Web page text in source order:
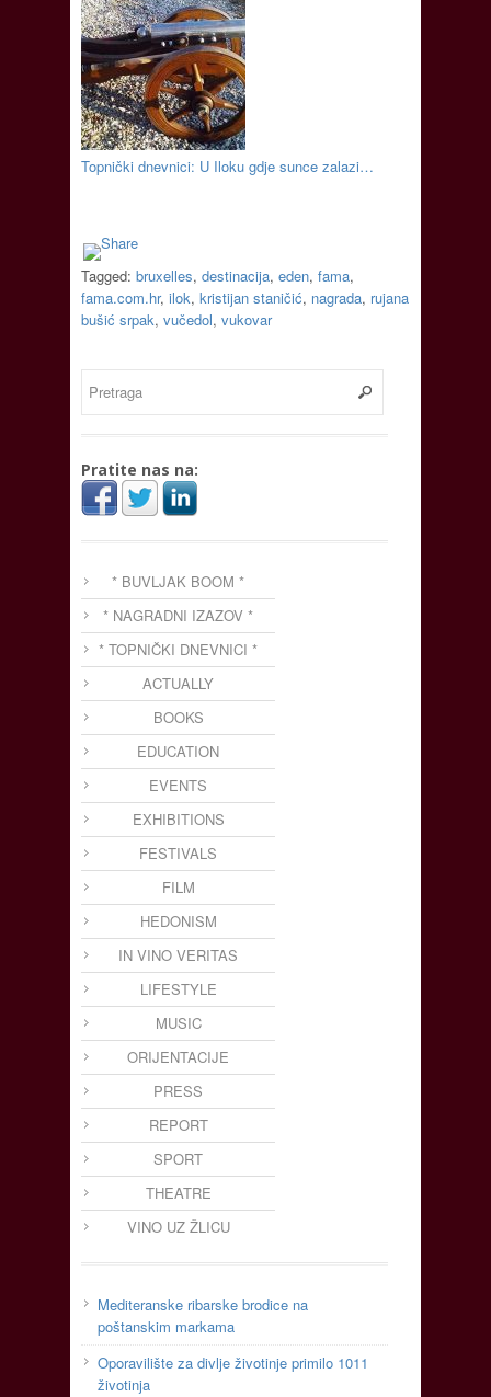
Topnički dnevnici: U Iloku gdje sunce zalazi…
Tagged: bruxelles, destinacija, eden, fama,
fama.com.hr, ilok, kristijan staničić, nagrada, rujana
bušić srpak, vučedol, vukovar
Pratite nas na:
* BUVLJAK BOOM *
* NAGRADNI IZAZOV *
* TOPNIČKI DNEVNICI *
ACTUALLY
BOOKS
EDUCATION
EVENTS
EXHIBITIONS
FESTIVALS
FILM
HEDONISM
IN VINO VERITAS
LIFESTYLE
MUSIC
ORIJENTACIJE
PRESS
REPORT
SPORT
THEATRE
VINO UZ ŽLICU
Mediteranske ribarske brodice na
poštanskim markama
Oporavilište za divlje životinje primilo 1011
životinja